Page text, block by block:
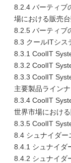
8.2.4 バーティブ
場における販売
8.2.5 バーティブ
8.3 クールITシス
8.3.1 CoolIT
8.3.2 CoolIT
8.3.3 CoolIT
主要製品ライン
8.3.4 CoolIT
世界市場におけ
8.3.5 CoolIT
8.4 シュナイダー
8.4.1 シュナイダ
8.4.2 シュナイダ